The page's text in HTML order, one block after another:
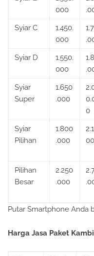
000
Syiar C
1.450.
000
Syiar D
1.550.
000
Syiar
Super
1.650
.000
0
Syiar
Pilihan
1.800
.000
Pilihan
Besar
2.250
.000
Putar Smartphone Anda
Harga Jasa Paket